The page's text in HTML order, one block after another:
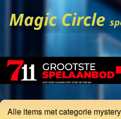
Alle items met categorie